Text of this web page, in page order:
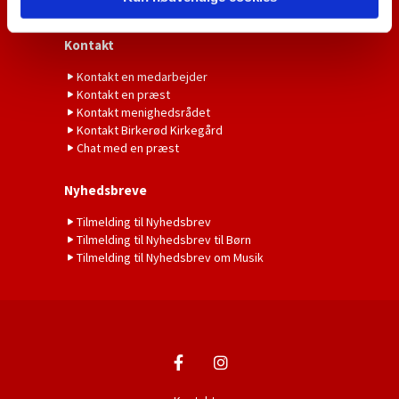
Kontakt
Kontakt en medarbejder
Kontakt en præst
Kontakt menighedsrådet
Kontakt Birkerød Kirkegård
Chat med en præst
Nyhedsbreve
Tilmelding til Nyhedsbrev
Tilmelding til Nyhedsbrev til Børn
Tilmelding til Nyhedsbrev om Musik